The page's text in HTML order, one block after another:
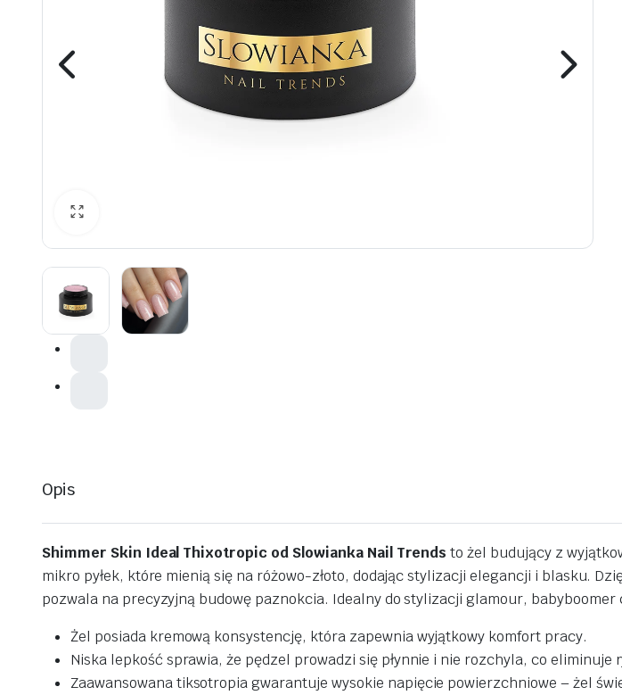
Opis
Shimmer Skin Ideal Thixotropic od Slowianka Nail Trendsto żel budujący z
mikro pyłek, które mienią się na różowo-złoto, dodając stylizacji elegancji i blasku.
pozwala na precyzyjną budowę paznokcia. Idealny do stylizacji glamour,
Żel posiada kremową konsystencję, która zapewnia wyjątkowy komfort pracy.
Niska lepkość sprawia, że pędzel prowadzi się płynnie i nie rozchyla, co
Zaawansowana tiksotropia gwarantuje wysokie napięcie powierzchniowe – żel